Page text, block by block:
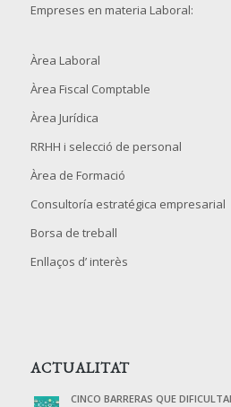
Empreses en materia Laboral:
Àrea Laboral
Àrea Fiscal Comptable
Àrea Jurídica
RRHH i selecció de personal
Àrea de Formació
Consultoría estratégica empresarial
Borsa de treball
Enllaços d’ interès
ACTUALITAT
CINCO BARRERAS QUE